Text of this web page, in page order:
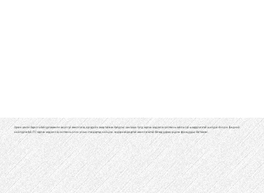
Орчин үеийн барилга байгууламжийн аюулгүй ажиллагаа, иргэдийн амар тайван байдлыг хангахын тулд зарлан мэдээлэх систем нь зайлшгүй шаардлагатай шийдэл болсон. Бидний
нийлүүлж буй ITC зарлан мэдээллэх систем нь олон улсын стандартад нийцсэн, өндөр найдвартай ажиллагаатай бөгөөд дараах үндсэн функцуудыг багтаасан: